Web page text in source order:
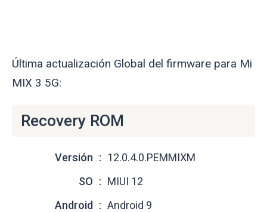
Última actualización Global del firmware para Mi
MIX 3 5G:
Recovery ROM
Versión
12.0.4.0.PEMMIXM
SO
MIUI 12
Android
Android 9